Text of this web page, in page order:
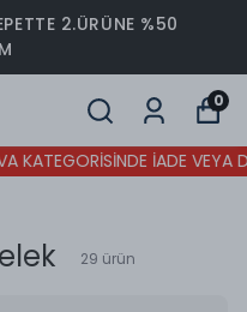
2.ÜRÜNE %50
0
İADE VEYA
29 ürün